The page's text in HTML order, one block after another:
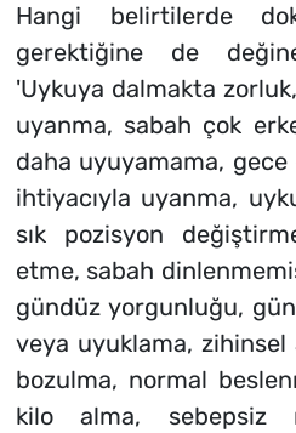
Hangi belirtilerde
gerektiğine de
'Uykuya dalmakta
uyanma, sabah çok
daha uyuyamama,
ihtiyacıyla uyanma,
sık pozisyon
etme, sabah
gündüz yorgunluğu,
veya uyuklama,
bozulma, normal
kilo alma, sebepsiz